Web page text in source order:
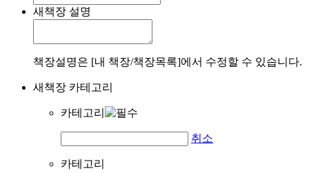
새책장 설명
책장설명은 [내 책장/책장목록]에서 수정할 수 있습니다.
새책장 카테고리
카테고리
취소
카테고리